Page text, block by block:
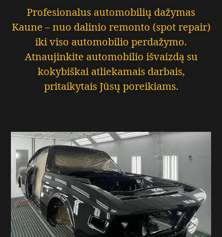
Profesionalus automobilių dažymas
Kaune – nuo dalinio remonto (spot repair)
iki viso automobilio perdažymo.
Atnaujinkite automobilio išvaizdą su
kokybiškai atliekamais darbais,
pritaikytais Jūsų poreikiams.